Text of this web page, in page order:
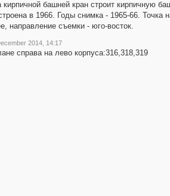
кирпичной башней кран строит кирпичную
в 1966. Годы снимка - 1965-66. Точка
направление съемки - юго-восток.
2014, 14:17
справа на лево корпуса:316,318,319